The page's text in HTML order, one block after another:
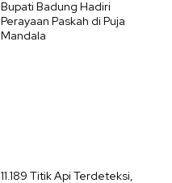
Bupati Badung Hadiri
Perayaan Paskah di Puja
Mandala
11.189 Titik Api Terdeteksi,